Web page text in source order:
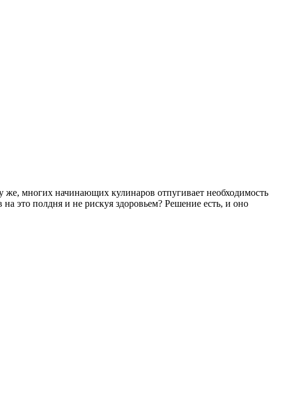
многих начинающих кулинаров отпугивает необходимость
это полдня и не рискуя здоровьем? Решение есть, и оно